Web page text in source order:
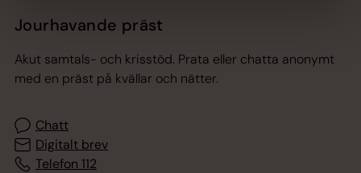
Jourhavande präst
Akut samtals- och krisstöd. Prata eller chatta anonymt
med en präst på kvällar och nätter.
Chatt
Digitalt brev
Telefon 112